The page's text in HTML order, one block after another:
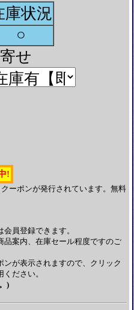
庫状況
○
せ
!
ーポンが発行されています。無料
員登録できます。
品案内、在庫セール程度ですのご
が表示されますので、クリック
ださい。
)